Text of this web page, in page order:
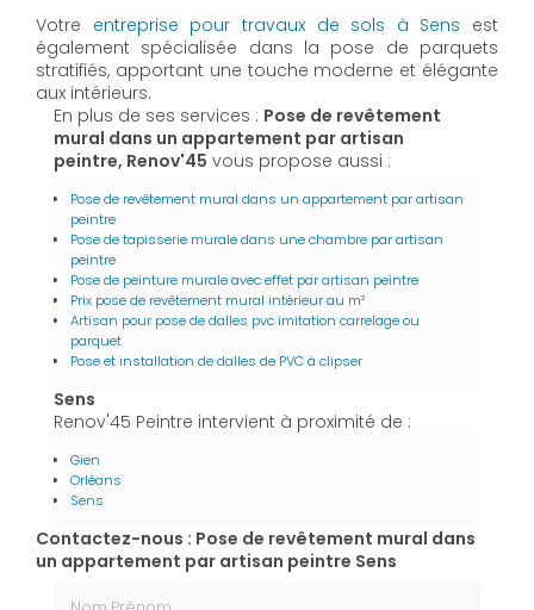
Votre entreprise pour travaux de sols à Sens est
également spécialisée dans la pose de parquets
stratifiés, apportant une touche moderne et élégante
aux intérieurs.
En plus de ses services : Pose de revêtement
mural dans un appartement par artisan
peintre, Renov'45 vous propose aussi :
Pose de revêtement mural dans un appartement par artisan
peintre
Pose de tapisserie murale dans une chambre par artisan
peintre
Pose de peinture murale avec effet par artisan peintre
Prix pose de revêtement mural intérieur au m²
Artisan pour pose de dalles pvc imitation carrelage ou
parquet
Pose et installation de dalles de PVC à clipser
Sens
Renov'45 Peintre intervient à proximité de :
Gien
Orléans
Sens
Contactez-nous : Pose de revêtement mural dans
un appartement par artisan peintre Sens